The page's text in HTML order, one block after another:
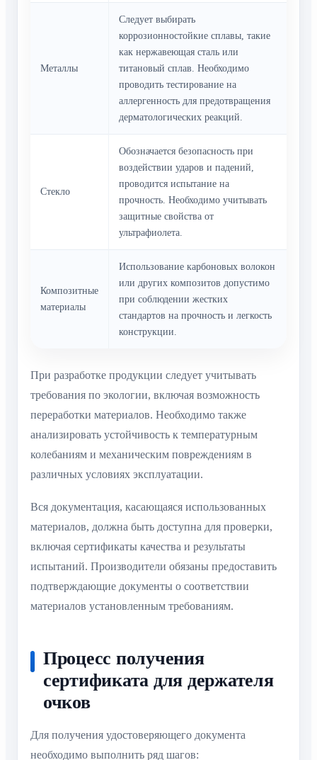
Металлы
Следует выбирать
коррозионностойкие сплавы, такие
как нержавеющая сталь или
титановый сплав. Необходимо
проводить тестирование на
аллергенность для предотвращения
дерматологических реакций.
Стекло
Обозначается безопасность при
воздействии ударов и падений,
проводится испытание на
прочность. Необходимо учитывать
защитные свойства от
ультрафиолета.
Композитные
материалы
Использование карбоновых волокон
или других композитов допустимо
при соблюдении жестких
стандартов на прочность и легкость
конструкции.
При разработке продукции следует учитывать
требования по экологии, включая возможность
переработки материалов. Необходимо также
анализировать устойчивость к температурным
колебаниям и механическим повреждениям в
различных условиях эксплуатации.
Вся документация, касающаяся использованных
материалов, должна быть доступна для проверки,
включая сертификаты качества и результаты
испытаний. Производители обязаны предоставить
подтверждающие документы о соответствии
материалов установленным требованиям.
Процесс получения
сертификата для держателя
очков
Для получения удостоверяющего документа
необходимо выполнить ряд шагов: